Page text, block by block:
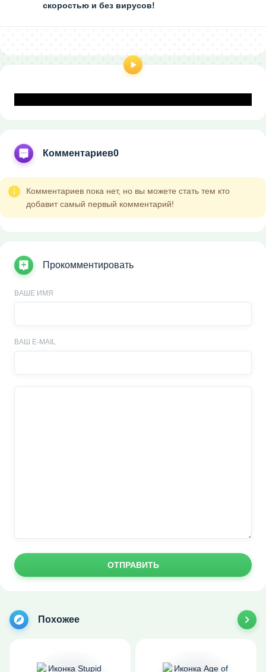
скоростью и без вирусов!
Комментариев0
Комментариев пока нет, но вы можете стать тем кто
добавит самый первый комментарий!
Прокомментировать
ВАШЕ ИМЯ
ВАШ E-MAIL
ОТПРАВИТЬ
Похожее